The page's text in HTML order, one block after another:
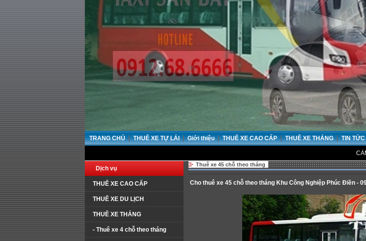
TRANG CHỦ | THUÊ XE TỰ LÁI | Giới thiệu | THUÊ XE CAO CẤP | THUÊ XE THÁNG | TIN TỨC
CẢM ƠN QUÝ
Dịch vụ
THUÊ XE CAO CẤP
THUÊ XE DU LỊCH
THUÊ XE THÁNG
- Thuê xe 4 chỗ theo tháng
Thuê xe 45 chỗ theo tháng
Cho thuê xe 45 chỗ theo tháng Khu Công Nghiệp Phúc Điền -